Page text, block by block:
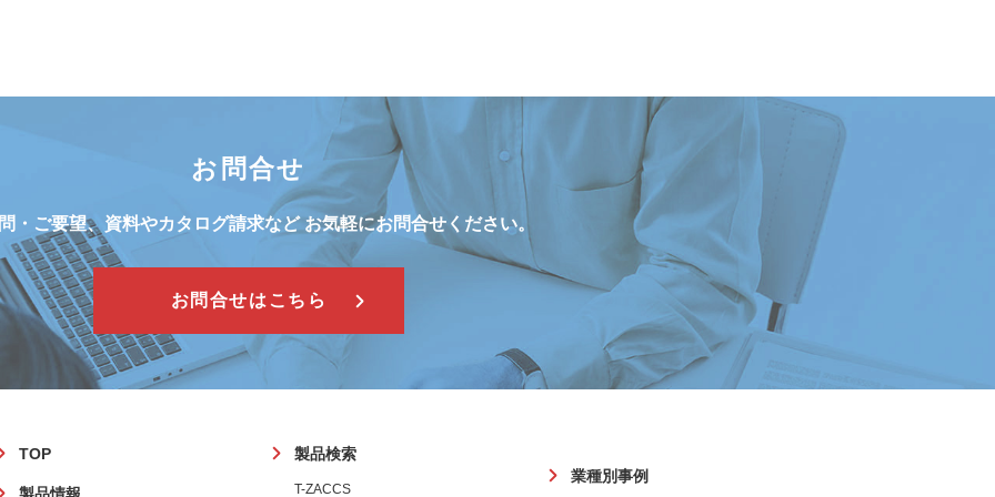
お問合せ
・ご要望、資料やカタログ請求などお気軽にお問合せください。
お問合せはこちら
TOP 製品検索
T-ZACCS
業種別事例